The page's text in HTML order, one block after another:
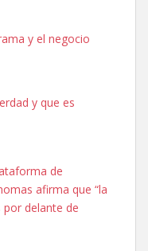
PERDIDO HOY
ASUSTADIZO
y el negocio
y que es
de
afirma que “la
por delante de